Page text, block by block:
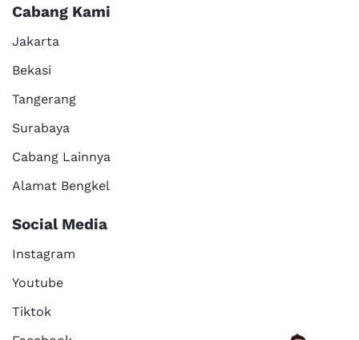
Cabang Kami
Jakarta
Bekasi
Tangerang
Surabaya
Cabang Lainnya
Alamat Bengkel
Social Media
Instagram
Youtube
Tiktok